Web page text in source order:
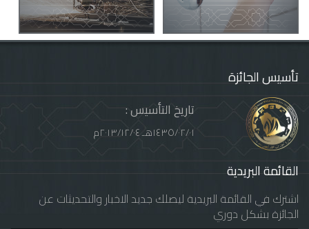
تأسيس الجائزة
: تاريخ التأسيس
١٤٣٥/٠٢/٠١هـ ٢٠١٣/١٢/٠٤م
القائمة البريدية
اشترك في القائمة البريدية ليصلك جديد الاخبار والتحديثات عن
الجائزة بشكل دوري